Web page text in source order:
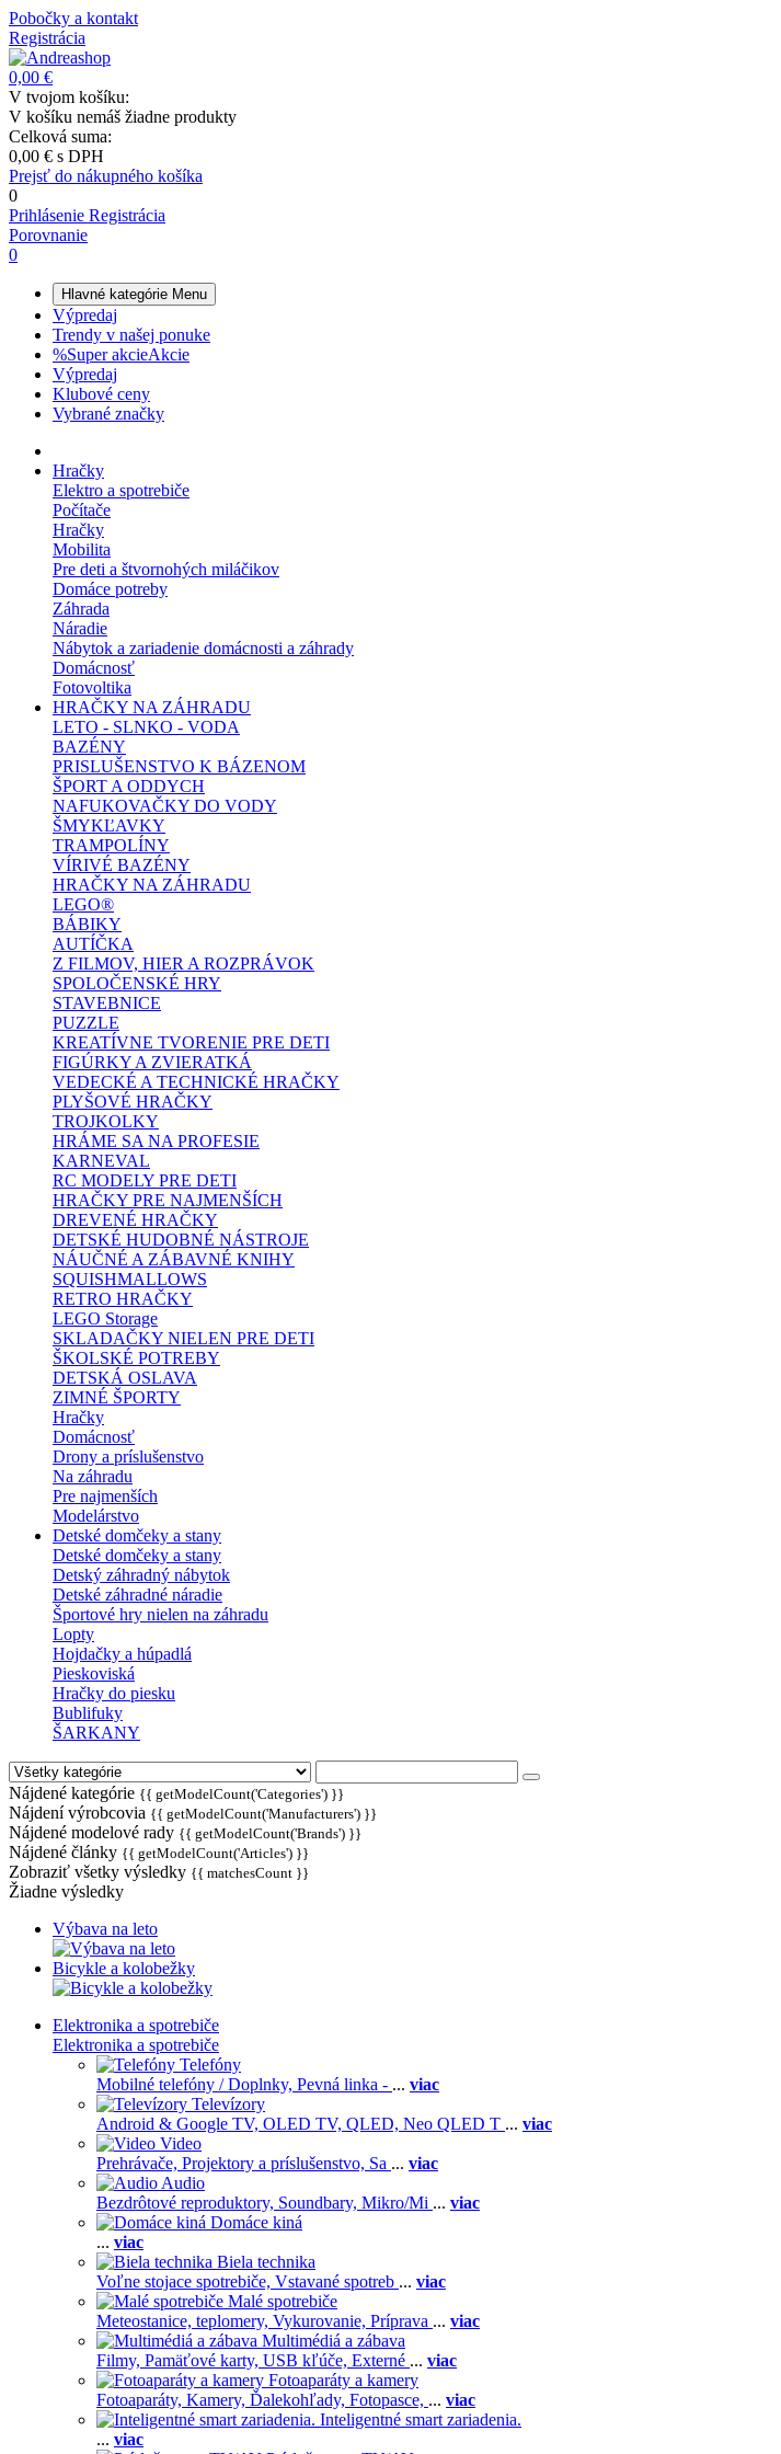
Pobočky a kontakt
Registrácia
0,00 €
V tvojom košíku:
V košíku nemáš žiadne produkty
Celková suma:
0,00 € s DPH
Prejsť do nákupného košíka
0
Prihlásenie Registrácia
Porovnanie
0
Hlavné kategórie Menu
Výpredaj
Trendy v našej ponuke
%Super akcieAkcie
Výpredaj
Klubové ceny
Vybrané značky
Hračky
Elektro a spotrebiče
Počítače
Hračky
Mobilita
Pre deti a štvornohých miláčikov
Domáce potreby
Záhrada
Náradie
Nábytok a zariadenie domácnosti a záhrady
Domácnosť
Fotovoltika
HRAČKY NA ZÁHRADU
LETO - SLNKO - VODA
BAZÉNY
PRISLUŠENSTVO K BÁZENOM
ŠPORT A ODDYCH
NAFUKOVAČKY DO VODY
ŠMYKĽAVKY
TRAMPOLÍNY
VÍRIVÉ BAZÉNY
HRAČKY NA ZÁHRADU
LEGO®
BÁBIKY
AUTÍČKA
Z FILMOV, HIER A ROZPRÁVOK
SPOLOČENSKÉ HRY
STAVEBNICE
PUZZLE
KREATÍVNE TVORENIE PRE DETI
FIGÚRKY A ZVIERATKÁ
VEDECKÉ A TECHNICKÉ HRAČKY
PLYŠOVÉ HRAČKY
TROJKOLKY
HRÁME SA NA PROFESIE
KARNEVAL
RC MODELY PRE DETI
HRAČKY PRE NAJMENŠÍCH
DREVENÉ HRAČKY
DETSKÉ HUDOBNÉ NÁSTROJE
NÁUČNÉ A ZÁBAVNÉ KNIHY
SQUISHMALLOWS
RETRO HRAČKY
LEGO Storage
SKLADAČKY NIELEN PRE DETI
ŠKOLSKÉ POTREBY
DETSKÁ OSLAVA
ZIMNÉ ŠPORTY
Hračky
Domácnosť
Drony a príslušenstvo
Na záhradu
Pre najmenších
Modelárstvo
Detské domčeky a stany
Detské domčeky a stany
Detský záhradný nábytok
Detské záhradné náradie
Športové hry nielen na záhradu
Lopty
Hojdačky a húpadlá
Pieskoviská
Hračky do piesku
Bublifuky
ŠARKANY
Nájdené kategórie {{ getModelCount('Categories') }}
Nájdení výrobcovia {{ getModelCount('Manufacturers') }}
Nájdené modelové rady {{ getModelCount('Brands') }}
Nájdené články {{ getModelCount('Articles') }}
Zobraziť všetky výsledky {{ matchesCount }}
Žiadne výsledky
Výbava na leto
Bicykle a kolobežky
Elektronika a spotrebiče
Elektronika a spotrebiče
Telefóny
Mobilné telefóny / Doplnky, Pevná linka - ... viac
Televízory
Android & Google TV, OLED TV, QLED, Neo QLED T ... viac
Video
Prehrávače, Projektory a príslušenstvo, Sa ... viac
Audio
Bezdrôtové reproduktory, Soundbary, Mikro/Mi ... viac
Domáce kiná
... viac
Biela technika
Voľne stojace spotrebiče, Vstavané spotreb ... viac
Malé spotrebiče
Meteostanice, teplomery, Vykurovanie, Príprava ... viac
Multimédiá a zábava
Filmy, Pamäťové karty, USB kľúče, Externé ... viac
Fotoaparáty a kamery
Fotoaparáty, Kamery, Ďalekohľady, Fotopasce, ... viac
Inteligentné smart zariadenia.
... viac